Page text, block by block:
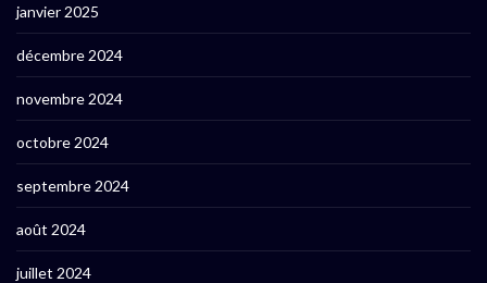
janvier 2025
décembre 2024
novembre 2024
octobre 2024
septembre 2024
août 2024
juillet 2024